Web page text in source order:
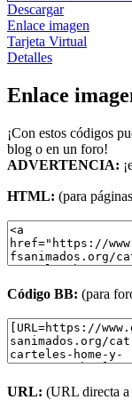
Descargar
Enlace imagen
Tarjeta Virtual
Detalles
Enlace
¡Con estos códigos
blog o en un foro!
ADVERTENCIA:
HTML: (para
Código BB: (para
URL: (URL directa a